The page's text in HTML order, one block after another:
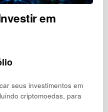
em
seus investimentos em
criptomoedas, para